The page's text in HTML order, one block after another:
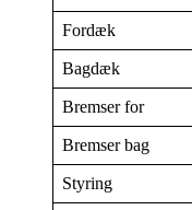
Fordæk
Bagdæk
Bremser for
Bremser bag
Styring